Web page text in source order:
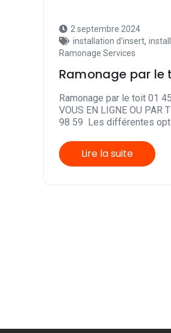
2 septembre 2024
installation d'insert,
Ramonage Services
Ramonage par le
Ramonage par le toit 01
VOUS EN LIGNE OU PAR
98 59 Les différentes
Lire la suite